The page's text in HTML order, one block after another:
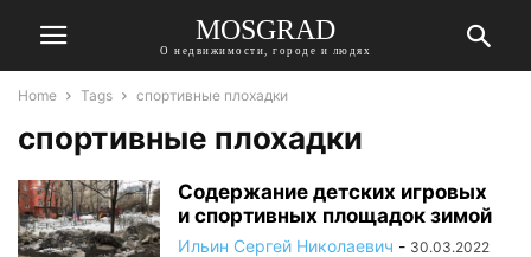
MOSGRAD
О недвижимости, городе и людях
Home Tags спортивные плохадки
спортивные плохадки
Содержание детских игровых
и спортивных площадок зимой
Ильин Сергей Николаевич - 30.03.2022